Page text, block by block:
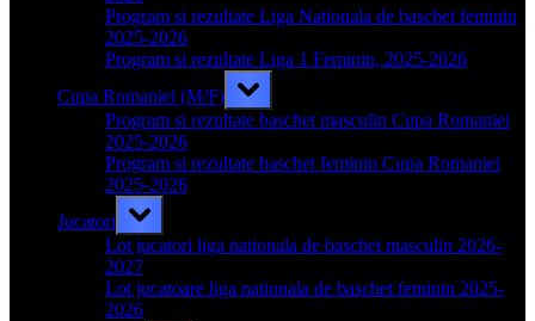
Program si rezultate Liga Nationala de baschet feminin
2025-2026
Program si rezultate Liga 1 Feminin, 2025-2026
Cupa Romaniei (M/F)
Toggle
sub-
menu
Program si rezultate baschet masculin Cupa Romaniei
2025-2026
Program si rezultate baschet feminin Cupa Romaniei
2025-2026
Jucatori
Toggle
sub-
menu
Lot jucatori liga nationala de baschet masculin 2026-
2027
Lot jucatoare liga nationala de baschet feminin 2025-
2026